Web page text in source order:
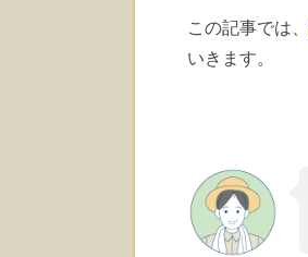
この記事では、
いきます。